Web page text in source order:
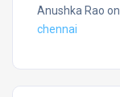
Anushka Rao on
chennai